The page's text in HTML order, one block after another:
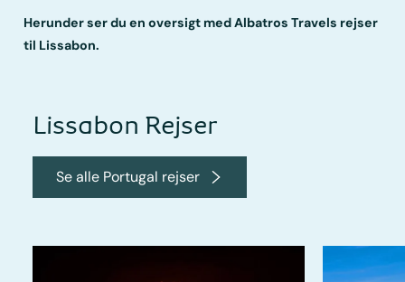
Herunder ser du en oversigt med Albatros Travels rejser
til Lissabon.
Lissabon Rejser
Se alle Portugal rejser